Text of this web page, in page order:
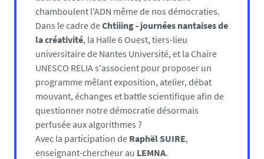
chamboulent l'ADN même de nos démocraties.
Dans le cadre deChtiiing - journées nantaises de
la créativité, la Halle 6 Ouest, tiers-lieu
universitaire de Nantes Université, et la Chaire
UNESCO RELIA s'associent pour proposer un
programme mêlant exposition, atelier, débat
mouvant, échanges et battle scientifique afin de
questionner notre démocratie désormais
perfusée aux algorithmes ?
Avec la participation de Raphël SUIRE,
enseignant-chercheur au LEMNA.